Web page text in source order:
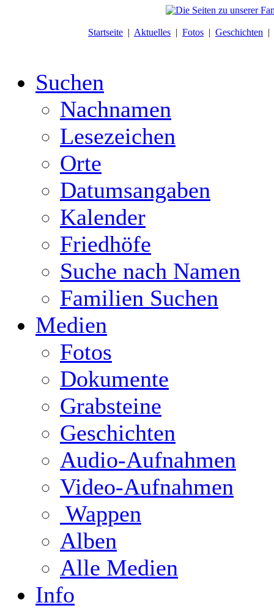
Startseite | Aktuelles | Fotos | Geschichten |
Suchen
Nachnamen
Lesezeichen
Orte
Datumsangaben
Kalender
Friedhöfe
Suche nach Namen
Familien Suchen
Medien
Fotos
Dokumente
Grabsteine
Geschichten
Audio-Aufnahmen
Video-Aufnahmen
Wappen
Alben
Alle Medien
Info